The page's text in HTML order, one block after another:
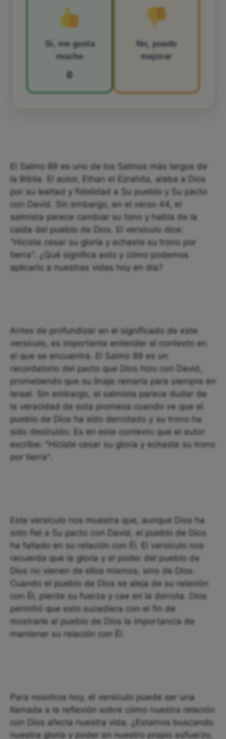
Sí, me gusta
mucho
0
No, puede
mejorar
El Salmo 89 es uno de los Salmos más largos de
la Biblia. El autor, Ethan el Ezrahita, alaba a Dios
por su lealtad y fidelidad a Su pueblo y Su pacto
con David. Sin embargo, en el verso 44, el
salmista parece cambiar su tono y habla de la
caída del pueblo de Dios. El versículo dice:
"Hiciste cesar su gloria y echaste su trono por
tierra". ¿Qué significa esto y cómo podemos
aplicarlo a nuestras vidas hoy en día?
Antes de profundizar en el significado de este
versículo, es importante entender el contexto en
el que se encuentra. El Salmo 89 es un
recordatorio del pacto que Dios hizo con David,
prometiendo que su linaje reinaría para siempre en
Israel. Sin embargo, el salmista parece dudar de
la veracidad de esta promesa cuando ve que el
pueblo de Dios ha sido derrotado y su trono ha
sido destruido. Es en este contexto que el autor
escribe: "Hiciste cesar su gloria y echaste su trono
por tierra".
Este versículo nos muestra que, aunque Dios ha
sido fiel a Su pacto con David, el pueblo de Dios
ha fallado en su relación con Él. El versículo nos
recuerda que la gloria y el poder del pueblo de
Dios no vienen de ellos mismos, sino de Dios.
Cuando el pueblo de Dios se aleja de su relación
con Él, pierde su fuerza y cae en la derrota. Dios
permitió que esto sucediera con el fin de
mostrarle al pueblo de Dios la importancia de
mantener su relación con Él.
Para nosotros hoy, el versículo puede ser una
llamada a la reflexión sobre cómo nuestra relación
con Dios afecta nuestra vida. ¿Estamos buscando
nuestra gloria y poder en nuestro propio esfuerzo,